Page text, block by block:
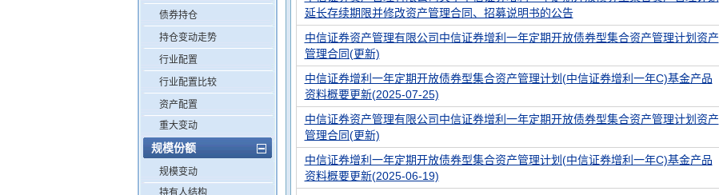
债券持仓
持仓变动走势
行业配置
行业配置比较
资产配置
重大变动
规模份额
规模变动
持有人结构
延长存续期限并修改资产管理合同、招募说明书的公告
中信证券资产管理有限公司中信证券增利一年定期开放债券型集合资产管理计划资产
管理合同(更新)
中信证券增利一年定期开放债券型集合资产管理计划(中信证券增利一年C)基金产品
资料概要更新(2025-07-25)
中信证券资产管理有限公司中信证券增利一年定期开放债券型集合资产管理计划资产
管理合同(更新)
中信证券增利一年定期开放债券型集合资产管理计划(中信证券增利一年C)基金产品
资料概要更新(2025-06-19)